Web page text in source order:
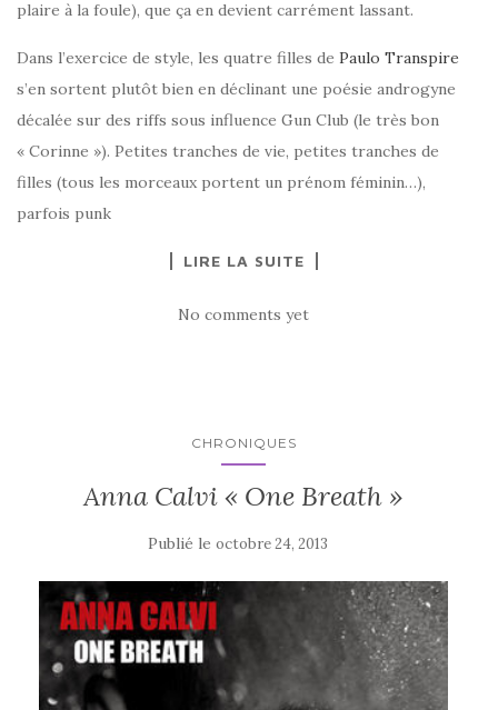
plaire à la foule), que ça en devient carrément lassant.
Dans l’exercice de style, les quatre filles de Paulo Transpire
s’en sortent plutôt bien en déclinant une poésie androgyne
décalée sur des riffs sous influence Gun Club (le très bon
« Corinne »). Petites tranches de vie, petites tranches de
filles (tous les morceaux portent un prénom féminin…),
parfois punk
LIRE LA SUITE
No comments yet
CHRONIQUES
Anna Calvi « One Breath »
Publié le octobre 24, 2013